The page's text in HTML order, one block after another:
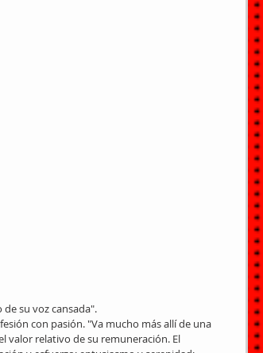
su voz cansada".
con pasión. "Va mucho más allí de una
valor relativo de su remuneración. El